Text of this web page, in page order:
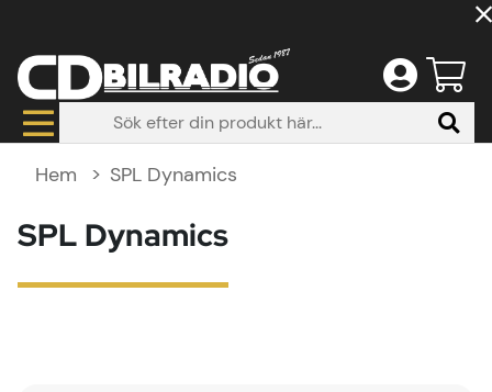
Hem SPL Dynamics
SPL Dynamics